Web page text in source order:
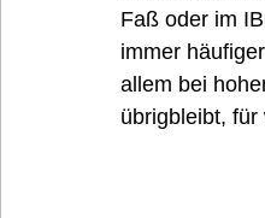
Faß oder im
immer
allem bei
übrigbleibt,